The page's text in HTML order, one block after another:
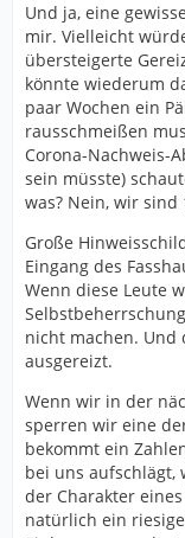
Und ja, eine
mir. Vielleicht
übersteigerte
könnte wiederum
paar Wochen ein
rausschmeißen
Corona-Nachweis-
sein müsste)
was? Nein, wir sind
Große
Eingang des
Wenn diese Leute
nicht machen. Und
ausgereizt.
Wenn wir in der
sperren wir eine
bekommt ein
bei uns aufschlägt,
der Charakter
natürlich ein